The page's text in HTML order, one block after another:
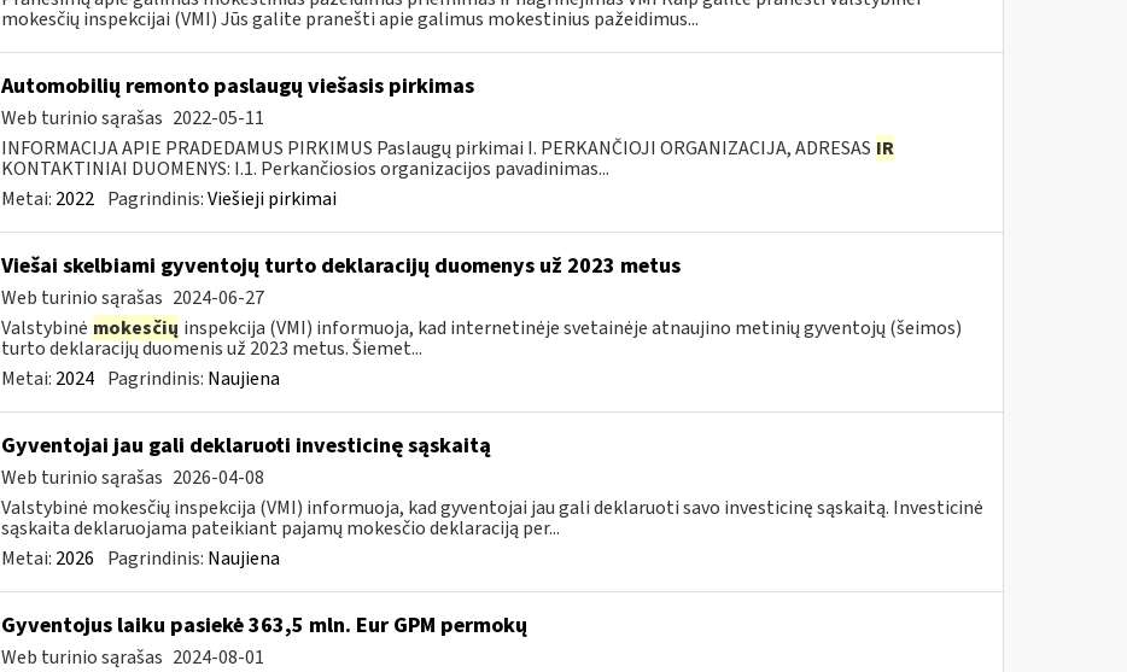
mokesčių inspekcijai (VMI) Jūs galite pranešti apie galimus mokestinius pažeidimus...
Automobilių remonto paslaugų viešasis pirkimas
Web turinio sąrašas 2022-05-11
INFORMACIJA APIE PRADEDAMUS PIRKIMUS Paslaugų pirkimai I. PERKANČIOJI ORGANIZACIJA, ADRESAS IR
KONTAKTINIAI DUOMENYS: I.1. Perkančiosios organizacijos pavadinimas...
Metai: 2022 Pagrindinis:Viešieji pirkimai
Viešai skelbiami gyventojų turto deklaracijų duomenys už 2023 metus
Web turinio sąrašas 2024-06-27
Valstybinė mokesčių inspekcija (VMI) informuoja, kad internetinėje svetainėje atnaujino metinių gyventojų (šeimos)
turto deklaracijų duomenis už 2023 metus. Šiemet...
Metai: 2024 Pagrindinis: Naujiena
Gyventojai jau gali deklaruoti investicinę sąskaitą
Web turinio sąrašas 2026-04-08
Valstybinė mokesčių inspekcija (VMI) informuoja, kad gyventojai jau gali deklaruoti savo investicinę sąskaitą. Investicinė
sąskaita deklaruojama pateikiant pajamų mokesčio deklaraciją per...
Metai: 2026 Pagrindinis: Naujiena
Gyventojus laiku pasiekė 363,5 mln. Eur GPM permokų
Web turinio sąrašas 2024-08-01